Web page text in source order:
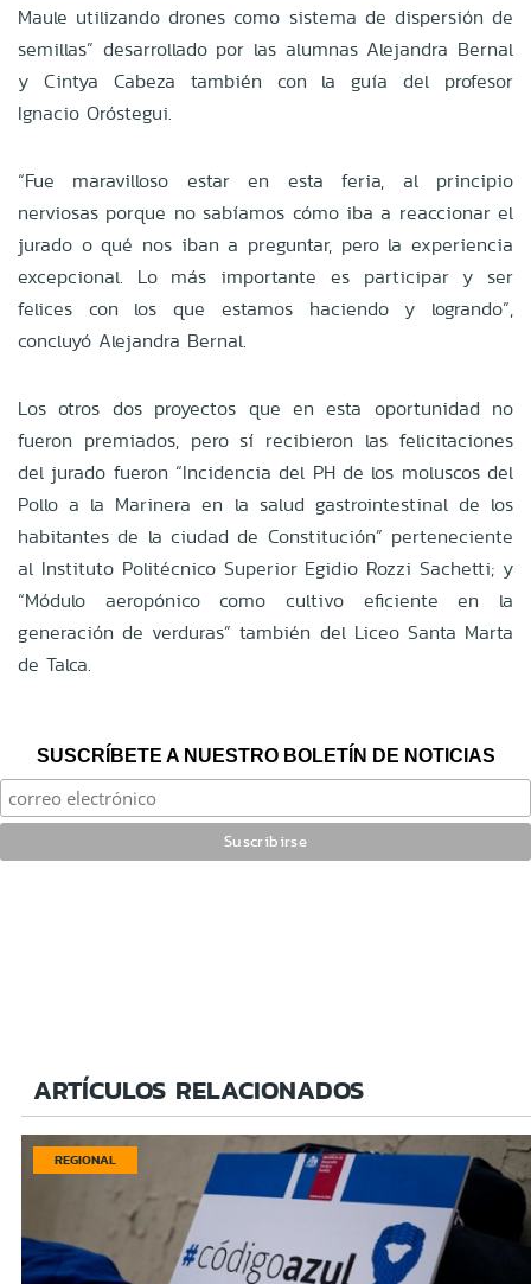
Maule utilizando drones como sistema de dispersión de
semillas” desarrollado por las alumnas Alejandra Bernal
y Cintya Cabeza también con la guía del profesor
Ignacio Oróstegui.
“Fue maravilloso estar en esta feria, al principio
nerviosas porque no sabíamos cómo iba a reaccionar el
jurado o qué nos iban a preguntar, pero la experiencia
excepcional. Lo más importante es participar y ser
felices con los que estamos haciendo y logrando”,
concluyó Alejandra Bernal.
Los otros dos proyectos que en esta oportunidad no
fueron premiados, pero sí recibieron las felicitaciones
del jurado fueron “Incidencia del PH de los moluscos del
Pollo a la Marinera en la salud gastrointestinal de los
habitantes de la ciudad de Constitución” perteneciente
al Instituto Politécnico Superior Egidio Rozzi Sachetti; y
“Módulo aeropónico como cultivo eficiente en la
generación de verduras” también del Liceo Santa Marta
de Talca.
SUSCRÍBETE A NUESTRO BOLETÍN DE NOTICIAS
ARTÍCULOS RELACIONADOS
REGIONAL